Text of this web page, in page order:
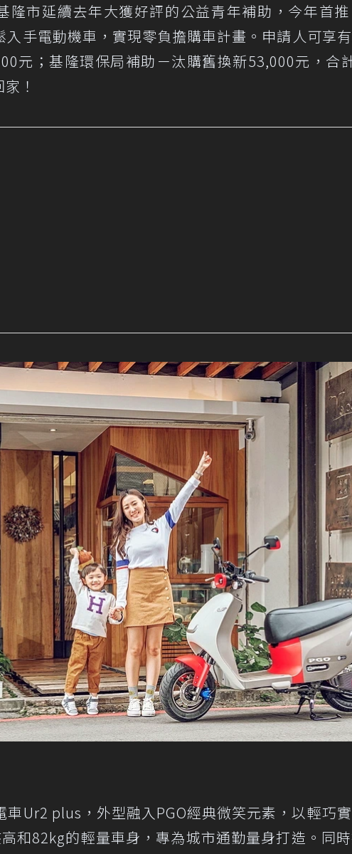
隆市延續去年大獲好評的公益青年補助，今年首
入手電動機車，實現零負擔購車計畫。申請人可享
元；基隆環保局補助－汰購舊換新53,000元，合
！
車Ur2 plus，外型融入PGO經典微笑元素，以輕巧
和82kg的輕量車身，專為城市通勤量身打造。同